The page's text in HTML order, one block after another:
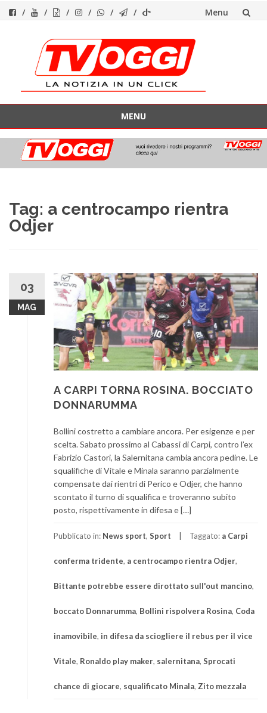
Menu
contenuto
MENU
contenuto
Tag: a centrocampo rientra
Odjer
03
MAG
A CARPI TORNA ROSINA. BOCCIATO
DONNARUMMA
Bollini costretto a cambiare ancora. Per esigenze e per
scelta. Sabato prossimo al Cabassi di Carpi, contro l’ex
Fabrizio Castori, la Salernitana cambia ancora pedine. Le
squalifiche di Vitale e Minala saranno parzialmente
compensate dai rientri di Perico e Odjer, che hanno
scontato il turno di squalifica e troveranno subito
posto, rispettivamente in difesa e […]
Pubblicato in: News sport, Sport Taggato: a Carpi
conferma tridente, a centrocampo rientra Odjer,
Bittante potrebbe essere dirottato sull'out mancino,
boccato Donnarumma, Bollini rispolvera Rosina, Coda
inamovibile, in difesa da sciogliere il rebus per il vice
Vitale, Ronaldo play maker, salernitana, Sprocati
chance di giocare, squalificato Minala, Zito mezzala